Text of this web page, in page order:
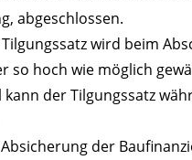
abgeschlossen.
wird beim
so hoch wie möglich
kann der Tilgungssatz
der